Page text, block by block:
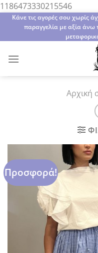
1186473330215546
στο
Κάνε τις αγορές σου χωρίς
παραγγελία με αξία
Αρχική
Προσφορά!